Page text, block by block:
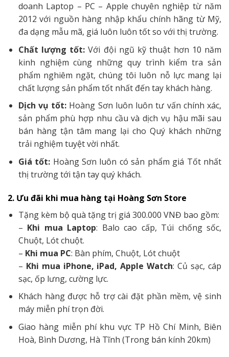
doanh Laptop – PC – Apple chuyên nghiệp từ năm
2012 với nguồn hàng nhập khẩu chính hãng từ Mỹ,
đa dạng mẫu mã, giá luôn luôn tốt so với thị trường.
Chất lượng tốt: Với đội ngũ kỹ thuật hơn 10 năm
kinh nghiệm cùng những quy trình kiểm tra sản
phẩm nghiêm ngặt, chúng tôi luôn nỗ lực mang lại
chất lượng sản phẩm tốt nhất đến tay khách hàng.
Dịch vụ tốt: Hoàng Sơn luôn luôn tư vấn chính xác,
sản phẩm phù hợp nhu cầu và dịch vụ hậu mãi sau
bán hàng tận tâm mang lại cho Quý khách những
trải nghiệm tuyệt vời nhất.
Giá tốt: Hoàng Sơn luôn có sản phẩm giá Tốt nhất
thị trường tới tận tay quý khách.
2. Ưu đãi khi mua hàng tại Hoàng Sơn Store
Tặng kèm bộ quà tặng trị giá 300.000 VNĐ bao gồm:
– Khi mua Laptop: Balo cao cấp, Túi chống sốc,
Chuột, Lót chuột.
– Khi mua PC: Bàn phím, Chuột, Lót chuột
– Khi mua iPhone, iPad, Apple Watch: Củ sạc, cáp
sạc, ốp lưng, cường lực.
Khách hàng được hỗ trợ cài đặt phần mềm, vệ sinh
máy miễn phí trọn đời.
Giao hàng miễn phí khu vực TP Hồ Chí Minh, Biên
Hoà, Bình Dương, Hà Tĩnh (Trong bán kính 20km)